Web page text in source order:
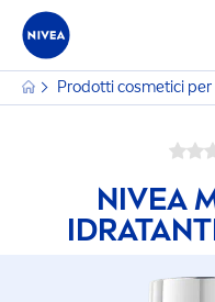
Prodotti cosmetici
NIVEA